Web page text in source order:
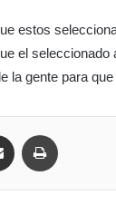
estos
el seleccionado
la gente para